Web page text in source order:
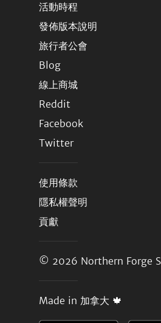
活動時程
發佈版本說明
旅行者公會
Blog
線上商城
Reddit
Facebook
Twitter
使用條款
隱私權聲明
貢獻
© 2026 Northern Forge
Made in 加拿大 🍁